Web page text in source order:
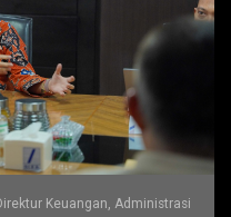
Keuangan, Administrasi